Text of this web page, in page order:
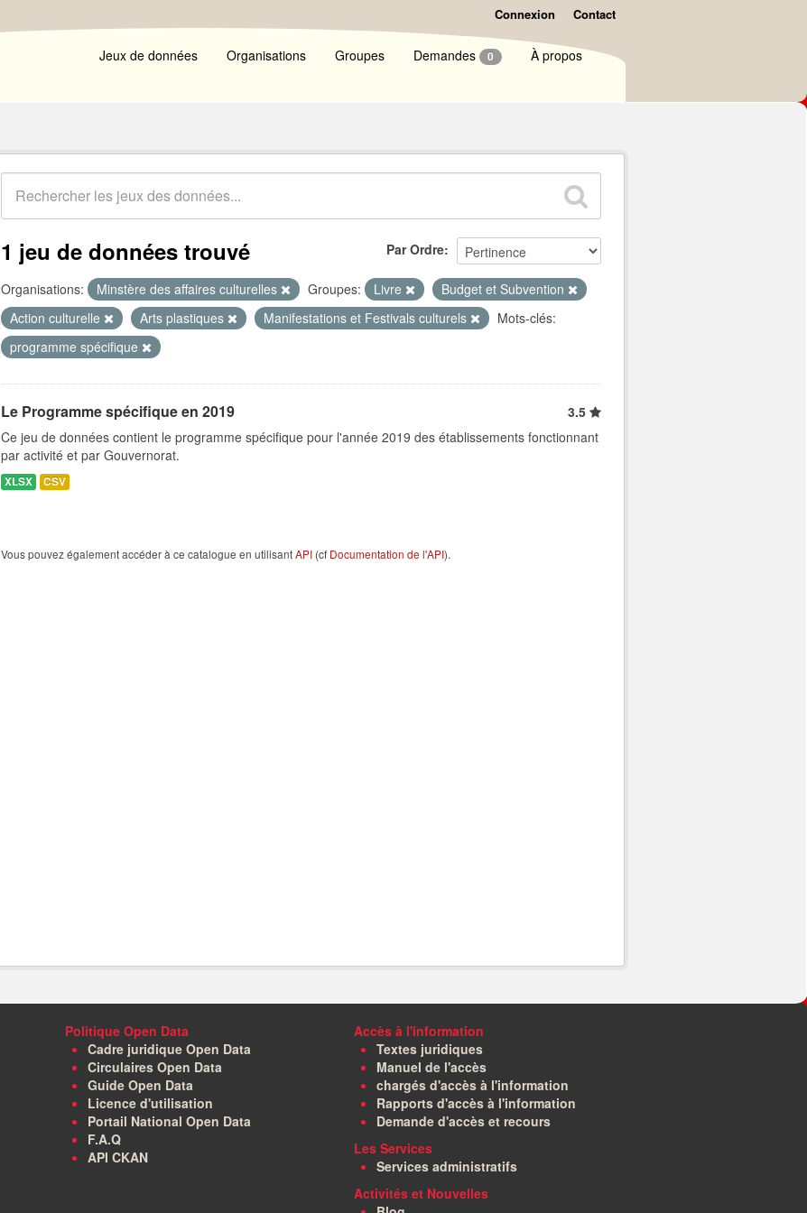
Connexion Contact
Jeux de données Organisations Groupes Demandes 0 À propos
Par Ordre
1 jeu de données trouvé
Organisations: Minstère des affaires culturelles Groupes: Livre
Budget et Subvention
Action culturelle
Arts plastiques Manifestations et Festivals culturels
Mots-clés:
programme spécifique
Le Programme spécifique en 2019
3.5
Ce jeu de données contient le programme spécifique pour l'année 2019 des établissements fonctionnant
par activité et par Gouvernorat.
XLSX CSV
Vous pouvez également accéder à ce catalogue en utilisantAPI (cf Documentation de l'API).
Politique Open Data
Cadre juridique Open Data
Circulaires Open Data
Guide Open Data
Licence d'utilisation
Portail National Open Data
F.A.Q
API CKAN
Accès à l'information
Textes juridiques
Manuel de l'accès
chargés d'accès à l'information
Rapports d'accès à l'information
Demande d'accès et recours
Les Services
Services administratifs
Activités et Nouvelles